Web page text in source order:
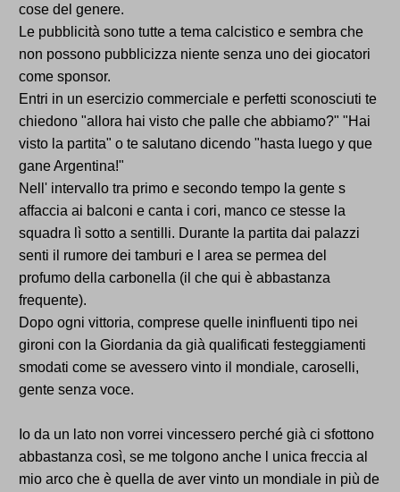
cose del genere.
Le pubblicità sono tutte a tema calcistico e sembra che
non possono pubblicizza niente senza uno dei giocatori
come sponsor.
Entri in un esercizio commerciale e perfetti sconosciuti te
chiedono "allora hai visto che palle che abbiamo?" "Hai
visto la partita" o te salutano dicendo "hasta luego y que
gane Argentina!"
Nell' intervallo tra primo e secondo tempo la gente s
affaccia ai balconi e canta i cori, manco ce stesse la
squadra lì sotto a sentilli. Durante la partita dai palazzi
senti il rumore dei tamburi e l area se permea del
profumo della carbonella (il che qui è abbastanza
frequente).
Dopo ogni vittoria, comprese quelle ininfluenti tipo nei
gironi con la Giordania da già qualificati festeggiamenti
smodati come se avessero vinto il mondiale, caroselli,
gente senza voce.
Io da un lato non vorrei vincessero perché già ci sfottono
abbastanza così, se me tolgono anche l unica freccia al
mio arco che è quella de aver vinto un mondiale in più de